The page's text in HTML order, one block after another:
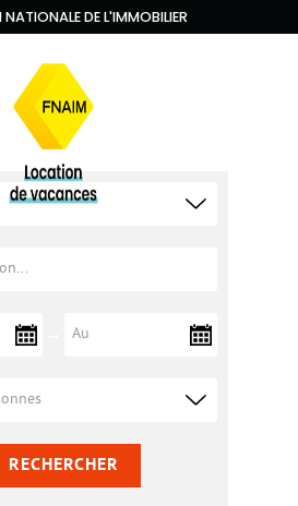
NATIONALE DE L'IMMOBILIER
RECHERCHER